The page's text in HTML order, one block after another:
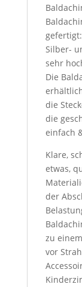
Silber-
sehr
Die
die
die
einfach
Klare,
etwas,
der
zu
vor